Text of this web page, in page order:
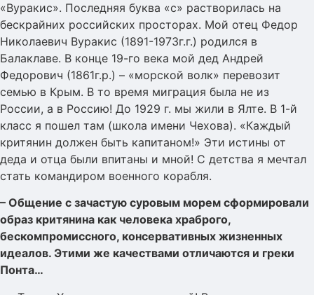
«Вуракис». Последняя буква «с» растворилась на
бескрайних российских просторах. Мой отец Федор
Николаевич Вуракис (1891-1973г.г.) родился в
Балаклаве. В конце 19-го века мой дед Андрей
Федорович (1861г.р.) – «морской волк» перевозит
семью в Крым. В то время миграция была не из
России, а в Россию! До 1929 г. мы жили в Ялте. В 1-й
класс я пошел там (школа имени Чехова). «Каждый
критянин должен быть капитаном!» Эти истины от
деда и отца были впитаны и мной! С детства я мечтал
стать командиром военного корабля.
– Общение с зачастую суровым морем сформировали
образ критянина как человека храброго,
бескомпромиссного, консервативных жизненных
идеалов. Этими же качествами отличаются и греки
Понта…